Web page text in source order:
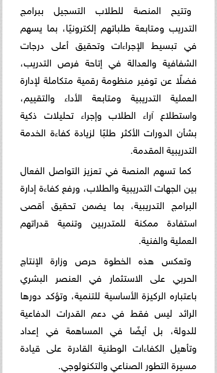
وتتيح المنصة للطلاب التسجيل ببرامج
التدريب ومتابعة طلباتهم إلكترونيًا، بما يسهم
في تبسيط الإجراءات وتحقيق أعلى درجات
الشفافية والعدالة في إتاحة فرص التدريب،
فضلًا عن توفير منظومة رقمية متكاملة لإدارة
العملية التدريبية ومتابعة الأداء والتقييم،
واستطلاع آراء الطلاب وإجراء تحليلات ذكية
بشأن الدورات الأكثر طلبًا لزيادة كفاءة الخدمة
التدريبية المقدمة.
كما تسهم المنصة في تعزيز التواصل الفعال
بين الجهات التدريبية والطلاب، ورفع كفاءة إدارة
البرامج التدريبية، بما يضمن تحقيق أقصى
استفادة ممكنة للمتدربين وتنمية قدراتهم
العملية والفنية.
وتعكس هذه الخطوة حرص وزارة الإنتاج
الحربي على الاستثمار في العنصر البشري
باعتباره الركيزة الأساسية للتنمية، وتؤكد دورها
الرائد ليس فقط في دعم القدرات الدفاعية
للدولة، بل أيضًا في المساهمة في إعداد
وتأهيل الكفاءات الوطنية القادرة على قيادة
مسيرة التطور الصناعي والتكنولوجي.